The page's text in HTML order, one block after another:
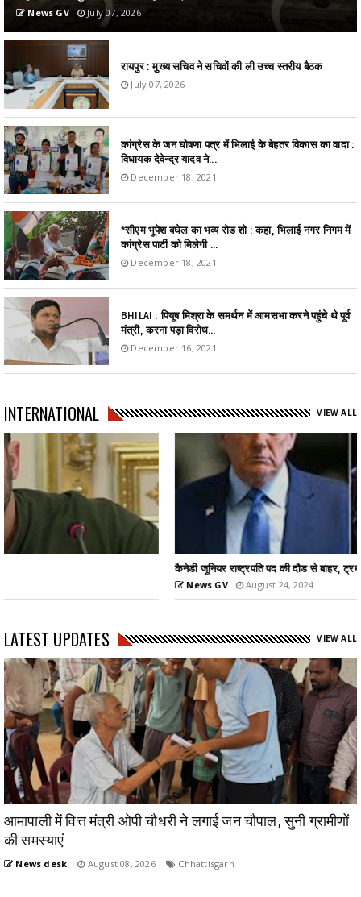
News GV July 07, 2026
रायपुर : मुख्य सचिव ने सचिवों की ली उच्च स्तरीय बैठक
July 07, 2026
कांग्रेस के जन घोषणा पत्र में भिलाई के बेहतर विकास का वादा :
विधायक देवेन्द्र यादव ने...
December 18, 2021
*सीएम भूपेश बघेल का भव्य रोड शो : कहा, भिलाई नगर निगम में
कांग्रेस पार्टी को मिलेगी ...
December 18, 2021
BHILAI : पियूष मिश्रा के समर्थन में आमसभा करने पहुंचे थे पूर्व
मंत्री, करना पड़ा विरोध...
December 16, 2021
INTERNATIONAL VIEW ALL
कैनेडी जूनियर राष्ट्रपति पद की दौड से बाहर, ट्रम्प का समर्थन...
LATEST UPDATES VIEW ALL
आमापाली में वित्त मंत्री ओपी चौधरी ने लगाई जन चौपाल, सुनी ग्रामीणों
की समस्याएं
News desk August 08, 2026 Chhattisgarh